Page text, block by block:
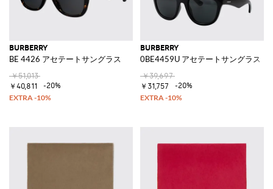
BURBERRY
BE 4426 アセテートサングラス
￥51,013
￥40,811
-20%
BURBERRY
0BE4459U アセテートサングラス
￥39,697
￥31,757
-20%